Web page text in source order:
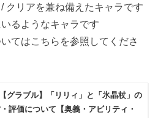
クリアを兼ね備えたキャラです
るようなキャラです
てはこちらを参照してくださ
【グラブル】「リリィ」と「氷晶杖」の
評価について【奥義・アビリティ・